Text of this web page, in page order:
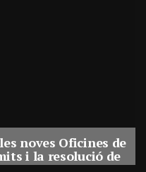
noves Oficines de
i la resolució de